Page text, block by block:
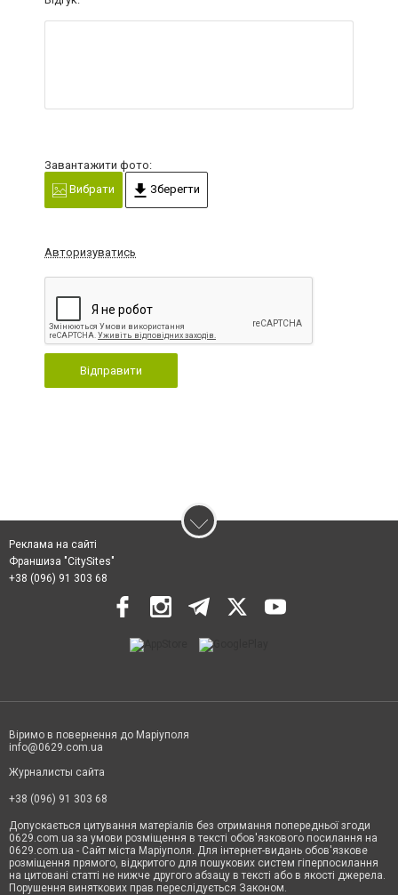
Завантажити фото:
Вибрати
Зберегти
Авторизуватись
Відправити
Реклама на сайті
Франшиза "CitySites"
+38 (096) 91 303 68
Віримо в повернення до Маріуполя
info@0629.com.ua
Журналисты сайта
+38 (096) 91 303 68
Допускається цитування матеріалів без отримання попередньої згоди
0629.com.ua за умови розміщення в тексті обов'язкового посилання на
0629.com.ua - Сайт міста Маріуполя. Для інтернет-видань обов'язкове
розміщення прямого, відкритого для пошукових систем гіперпосилання
на цитовані статті не нижче другого абзацу в тексті або в якості джерела.
Порушення виняткових прав переслідується Законом.